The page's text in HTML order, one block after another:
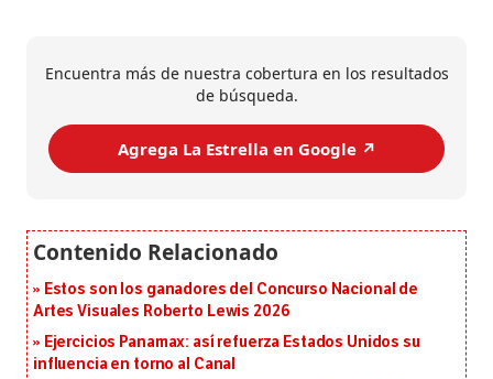
Encuentra más de nuestra cobertura en los resultados
de búsqueda.
Agrega La Estrella en Google ↗️
Estos son los ganadores del Concurso Nacional de
Artes Visuales Roberto Lewis 2026
Ejercicios Panamax: así refuerza Estados Unidos su
influencia en torno al Canal